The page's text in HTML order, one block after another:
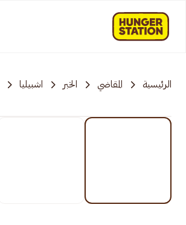
الرئيسية المقاضي الخبر اشبيليا